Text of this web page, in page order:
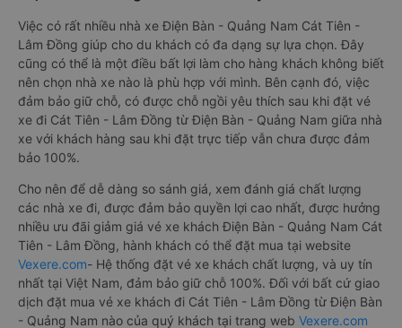
Việc có rất nhiều nhà xe Điện Bàn - Quảng Nam Cát Tiên -
Lâm Đồng giúp cho du khách có đa dạng sự lựa chọn. Đây
cũng có thể là một điều bất lợi làm cho hàng khách không biết
nên chọn nhà xe nào là phù hợp với mình. Bên cạnh đó, việc
đảm bảo giữ chỗ, có được chỗ ngồi yêu thích sau khi đặt vé
xe đi Cát Tiên - Lâm Đồng từ Điện Bàn - Quảng Nam giữa nhà
xe với khách hàng sau khi đặt trực tiếp vẫn chưa được đảm
bảo 100%.
Cho nên để dễ dàng so sánh giá, xem đánh giá chất lượng
các nhà xe đi, được đảm bảo quyền lợi cao nhất, được hưởng
nhiều ưu đãi giảm giá vé xe khách Điện Bàn - Quảng Nam Cát
Tiên - Lâm Đồng, hành khách có thể đặt mua tại website
Vexere.com- Hệ thống đặt vé xe khách chất lượng, và uy tín
nhất tại Việt Nam, đảm bảo giữ chỗ 100%. Đối với bất cứ giao
dịch đặt mua vé xe khách đi Cát Tiên - Lâm Đồng từ Điện Bàn
- Quảng Nam nào của quý khách tại trang web Vexere.com